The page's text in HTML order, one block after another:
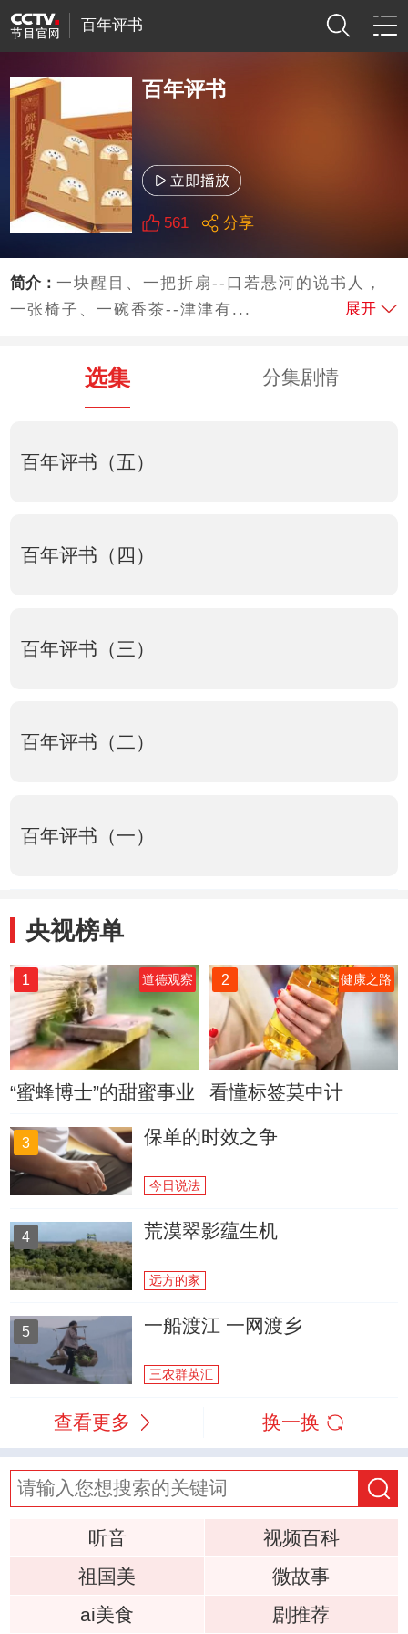
百年评书
百年评书
561 分享
简介：一块醒目、一把折扇--口若悬河的说书人，
一张椅子、一碗香茶--津津有...
展开
选集 分集剧情
百年评书（五）
百年评书（四）
百年评书（三）
百年评书（二）
百年评书（一）
央视榜单
1 道德观察
“蜜蜂博士”的甜蜜事业
2 健康之路
看懂标签莫中计
3 保单的时效之争
今日说法
4 荒漠翠影蕴生机
远方的家
5 一船渡江 一网渡乡
三农群英汇
查看更多 换一换
听音
视频百科
祖国美
微故事
ai美食
剧推荐